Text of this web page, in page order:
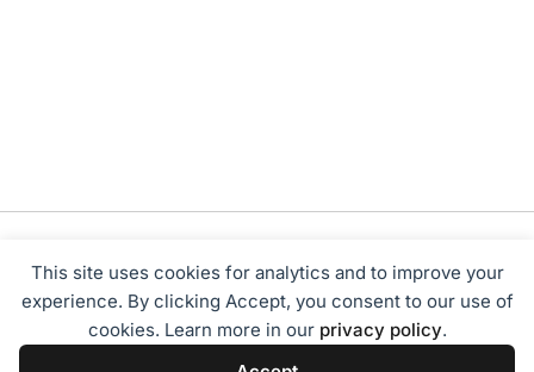
This site uses cookies for analytics and to improve your
experience. By clicking Accept, you consent to our use of
cookies. Learn more in our privacy policy.
Tentang Kami Redaksi Disclaimer
Privacy Policy